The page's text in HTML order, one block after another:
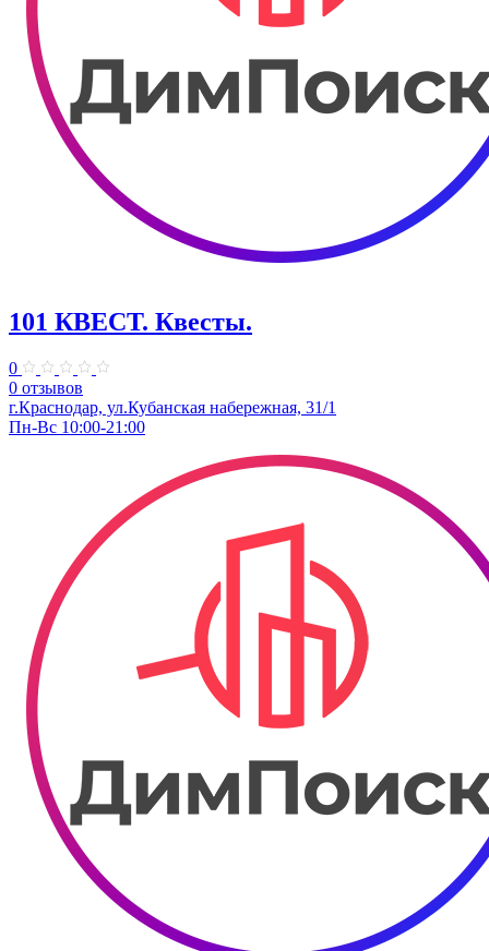
101 КВЕСТ. Квесты.
0
0 отзывов
​г.Краснодар, ул.Кубанская набережная, 31/1
Пн-Вс 10:00-21:00